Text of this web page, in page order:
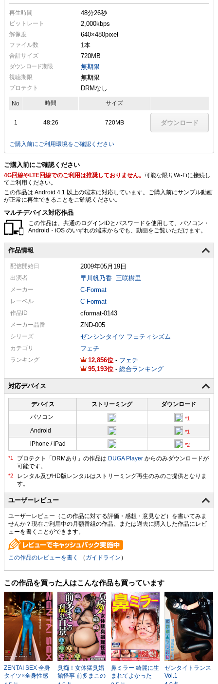
再生時間 48分26秒
ビットレート 2,000kbps
解像度 640×480pixel
ファイル数 1本
合計サイズ 720MB
ダウンロード期限 無期限
視聴期限 無期限
プロテクト DRMなし
No 時間 サイズ
1 48:26 720MB ダウンロード
ご購入前にご利用環境をご確認ください
ご購入前にご確認ください
4G回線やLTE回線でのご利用は推奨しておりません。 可能な限りWi-Fiに接続し
てご利用ください。
この作品は Android 4.1 以上の端末に対応しています。ご購入前にサンプル動画
が正常に再生できることをご確認ください。
マルチデバイス対応作品
この作品は、共通のログインIDとパスワードを使用して、パソコン・
Android・iOS のいずれの端末からでも、動画をご覧いただけます。
作品情報
配信開始日 2009年05月19日
出演者 早川帆乃香 三咲樹里
メーカー C-Format
レーベル C-Format
作品ID cformat-0143
メーカー品番 ZND-005
シリーズ ゼンシンタイツ フェティシズム
カテゴリ フェチ
ランキング 12,856 - フェチ
95,193
- 総合ランキング
対応デバイス
デバイス ストリーミング
ダウンロード
パソコン
Android
iPhone / iPad
プロテクト「DRMあり」の作品は DUGA Player からのみダウンロードが
可能です。
ユーザーレビュー
ユーザーレビュー（この作品に対する評価・感想・意見など）を書いてみま
せんか？現在ご利用中の月額番組の作品、または過去に購入した作品にレビ
ューを書くことができます。
この作品のレビューを書く （ ガイドライン ）
この作品を買った人はこんな作品も買っています
ZENTAI SEX 全身
タイツ×全身性感
臭痴！女体猛臭娼
館怪事 前多まこの
鼻ミラー 綺麗に生
まれてよかった
ゼンタイトランス
Vol.1